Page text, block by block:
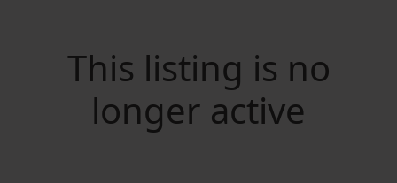
This listing is no
longer active